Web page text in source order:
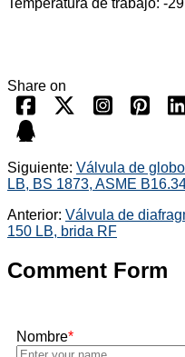
Temperatura de trabajo: -
Share on
Siguiente: Válvula de
LB, BS 1873, ASME
Anterior: Válvula de
150 LB, brida RF
Comment Form
Nombre*